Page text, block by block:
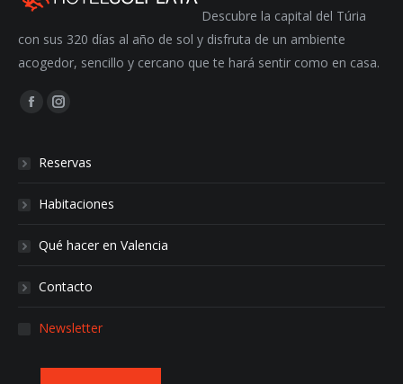
Descubre la capital del Túria
con sus 320 días al año de sol y disfruta de un ambiente
acogedor, sencillo y cercano que te hará sentir como en casa.
Encuéntranos en:
FacebookInstagram
Reservas
Habitaciones
Qué hacer en Valencia
Contacto
Newsletter